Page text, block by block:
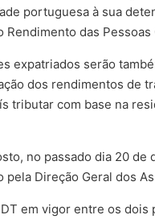
portuguesa à sua
das Pessoas
expatriados serão
dos rendimentos de
tributar com base na
no passado dia 20
pela Direção Geral dos
em vigor entre os